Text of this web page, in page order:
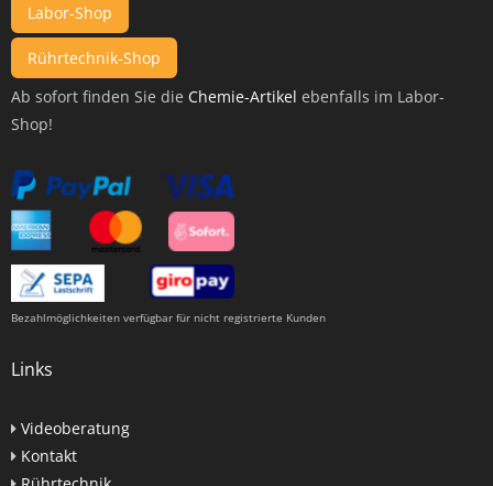
Labor-Shop
Rührtechnik-Shop
Ab sofort finden Sie die Chemie-Artikel ebenfalls im Labor-
Shop!
Bezahlmöglichkeiten verfügbar für nicht registrierte Kunden
Links
Videoberatung
Kontakt